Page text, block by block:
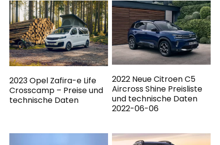
2023 Opel Zafira-e Life
Crosscamp – Preise und
technische Daten
2022 Neue Citroen C5
Aircross Shine Preisliste
und technische Daten
2022-06-06